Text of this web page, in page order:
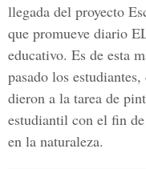
llegada del proyecto
que promueve diario
educativo. Es de esta
pasado los
dieron a la tarea de
estudiantil con el fin
en la naturaleza.